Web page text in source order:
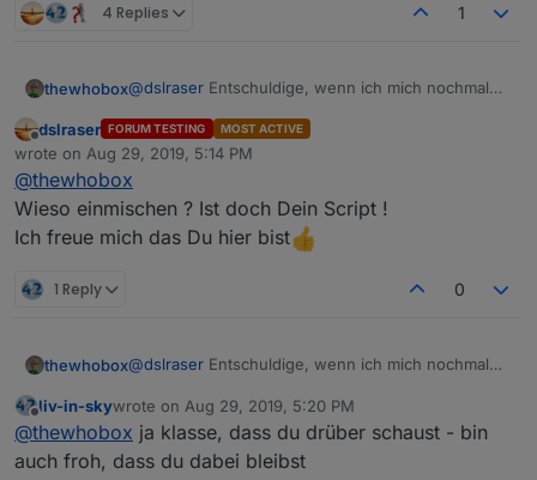
4 Replies 1
thewhobox@dslraser Entschuldige, wenn ich mich nochmal
Code in deinem Skript^^
Ich hab das mal zusammen gefasst:
Spoiler
Offline
dslraser FORUM TESTING MOST ACTIVE
wrote on Aug 29, 2019, 5:14 PM
last edited by
@thewhobox
Wieso einmischen ? Ist doch Dein Script !
Ich freue mich das Du hier bist
1 Reply 0
thewhobox@dslraser Entschuldige, wenn ich mich nochmal
Code in deinem Skript^^
Ich hab das mal zusammen gefasst:
Spoiler
Offline
liv-in-skywrote on Aug 29, 2019, 5:20 PM
last edited by
@thewhobox ja klasse, dass du drüber schaust - bin
auch froh, dass du dabei bleibst